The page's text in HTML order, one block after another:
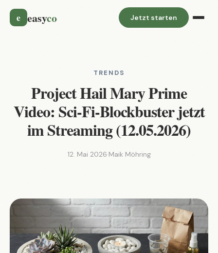
e easyco Jetzt starten
TRENDS
Project Hail Mary Prime
Video: Sci-Fi-Blockbuster jetzt
im Streaming (12.05.2026)
12. Mai 2026·Maik Möhring